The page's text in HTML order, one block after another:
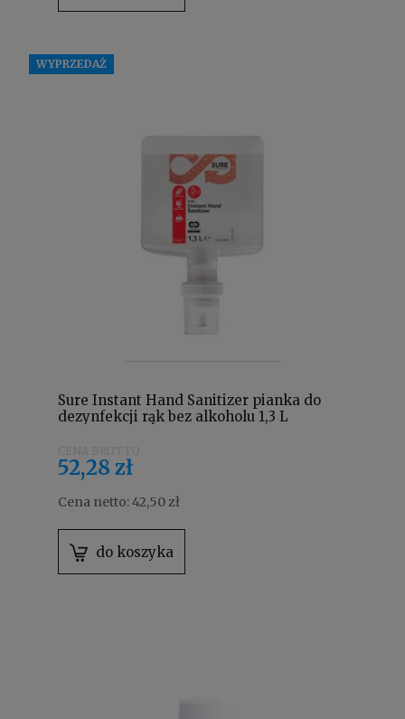
Sure Instant Hand Sanitizer pianka do
dezynfekcji rąk bez alkoholu 1,3 L
52,28 zł
Cena netto:42,50 zł
do koszyka
WYPRZEDAŻ